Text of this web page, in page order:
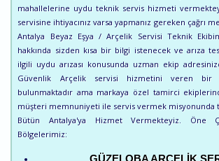
mahallelerine uydu teknik servis hizmeti
servisine ihtiyacınız varsa yapmanız gereken çağrı
Antalya Beyaz Eşya / Arçelik Servisi Teknik
hakkında sizden kısa bir bilgi istenecek ve arıza
ilgili uydu arızası konusunda uzman ekip
Güvenlik Arçelik servisi hizmetini veren bir
bulunmaktadır ama markaya özel tamirci
müşteri memnuniyeti ile servis vermek misyonunda
Bütün Antalya'ya Hizmet Vermekteyiz. Öne
Bölgelerimiz:
GÜZELOBA ARÇELIK